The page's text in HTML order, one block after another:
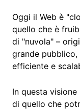
Oggi il Web è
quello che è
di "nuvola" –
grande pubblico,
efficiente e
In questa
di quello che